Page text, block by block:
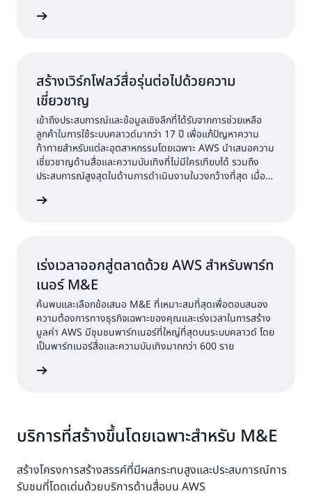
สร้างเวิร์กโฟลว์สื่อรุ่นต่อไปด้วยความ
เชี่ยวชาญ
เข้าถึงประสบการณ์และข้อมูลเชิงลึกที่ได้รับจากการช่วยเหลือ
ลูกค้าในการใช้ระบบคลาวด์มากว่า 17 ปี เพื่อแก้ปัญหาความ
ท้าทายสำหรับแต่ละอุตสาหกรรมโดยเฉพาะ AWS นำเสนอความ
เชี่ยวชาญด้านสื่อและความบันเทิงที่ไม่มีใครเทียบได้ รวมถึง
ประสบการณ์สูงสุดในด้านการดำเนินงานในวงกว้างที่สุด เมื่อ
เร่งเวลาออกสู่ตลาดด้วย AWS สำหรับพาร์ท
เนอร์ M&E
ค้นพบและเลือกข้อเสนอ M&E ที่เหมาะสมที่สุดเพื่อตอบสนอง
ความต้องการทางธุรกิจเฉพาะของคุณและเร่งเวลาในการสร้าง
มูลค่า AWS มีชุมชนพาร์ทเนอร์ที่ใหญ่ที่สุดบนระบบคลาวด์ โดย
เป็นพาร์ทเนอร์สื่อและความบันเทิงมากกว่า 600 ราย
บริการที่สร้างขึ้นโดยเฉพาะสำหรับ M&E
สร้างโครงการสร้างสรรค์ที่มีผลกระทบสูงและประสบการณ์การ
รับชมที่โดดเด่นด้วยบริการด้านสื่อบน AWS